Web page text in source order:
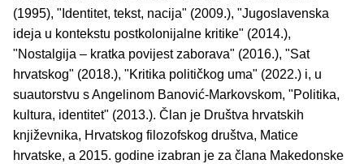
(1995), "Identitet, tekst, nacija" (2009.), "Jugoslavenska
ideja u kontekstu postkolonijalne kritike" (2014.),
"Nostalgija – kratka povijest zaborava" (2016.), "Sat
hrvatskog" (2018.), "Kritika političkog uma" (2022.) i, u
suautorstvu s Angelinom Banović-Markovskom, "Politika,
kultura, identitet" (2013.). Član je Društva hrvatskih
književnika, Hrvatskog filozofskog društva, Matice
hrvatske, a 2015. godine izabran je za člana Makedonske